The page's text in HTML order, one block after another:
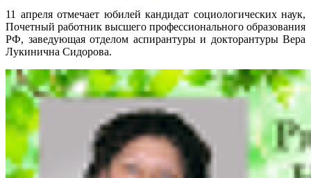
11 апреля отмечает юбилей кандидат социологических наук,
Почетный работник высшего профессионального образования
РФ, заведующая отделом аспирантуры и докторантуры Вера
Лукинична Сидорова.